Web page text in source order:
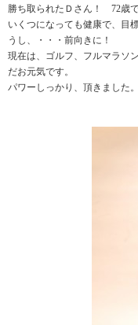
勝ち取られたＤさん！ 72歳
いくつになっても健康で、目
うし、・・・前向きに！
現在は、ゴルフ、フルマラソ
だお元気です。
パワーしっかり、頂きまし